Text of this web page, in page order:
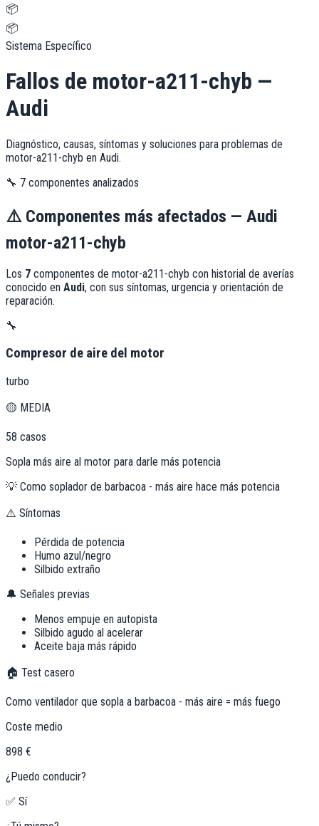
📦
📦
Sistema Específico
Fallos de motor-a211-chyb —
Audi
Diagnóstico, causas, síntomas y soluciones para problemas de
motor-a211-chyb en Audi.
🔧 7 componentes analizados
⚠️Componentes más afectados — Audi
motor-a211-chyb
Los 7 componentes de motor-a211-chyb con historial de averías
conocido en Audi, con sus síntomas, urgencia y orientación de
reparación.
🔧
Compresor de aire del motor
turbo
🟡 MEDIA
58 casos
Sopla más aire al motor para darle más potencia
💡 Como soplador de barbacoa - más aire hace más potencia
⚠️ Síntomas
Pérdida de potencia
Humo azul/negro
Silbido extraño
🔔 Señales previas
Menos empuje en autopista
Silbido agudo al acelerar
Aceite baja más rápido
🏠 Test casero
Como ventilador que sopla a barbacoa - más aire = más fuego
Coste medio
898 €
¿Puedo conducir?
✅ Sí